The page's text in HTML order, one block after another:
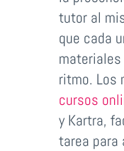
tutor al
que cada
ritmo. Los
cursos
y Kartra,
tarea para